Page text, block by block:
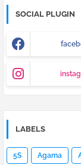
SOCIAL PLUGIN
LABELS
5S Agama